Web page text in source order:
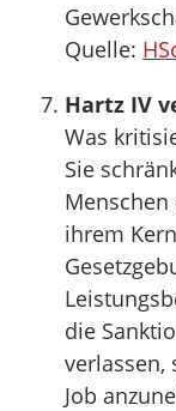
Quelle:
Hartz IV
Was
Sie
ihrem
die
verlassen,
Job